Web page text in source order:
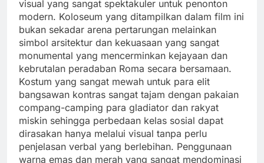
visual yang sangat spektakuler untuk penonton
modern. Koloseum yang ditampilkan dalam film ini
bukan sekadar arena pertarungan melainkan
simbol arsitektur dan kekuasaan yang sangat
monumental yang mencerminkan kejayaan dan
kebrutalan peradaban Roma secara bersamaan.
Kostum yang sangat mewah untuk para elit
bangsawan kontras sangat tajam dengan pakaian
compang-camping para gladiator dan rakyat
miskin sehingga perbedaan kelas sosial dapat
dirasakan hanya melalui visual tanpa perlu
penjelasan verbal yang berlebihan. Penggunaan
warna emas dan merah yang sangat mendominasi